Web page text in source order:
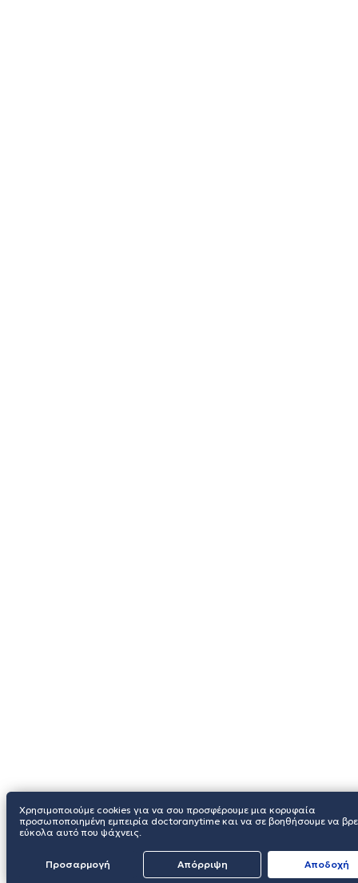
Χρησιμοποιούμε cookies για να σου προσφέρουμε μια κορυφαία
προσωποποιημένη εμπειρία doctoranytime και να σε βοηθήσουμε να
εύκολα αυτό που ψάχνεις.
Προσαρμογή Απόρριψη Aποδοχή